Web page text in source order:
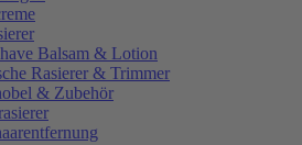
Balsam & Lotion
Rasierer & Trimmer
& Zubehör